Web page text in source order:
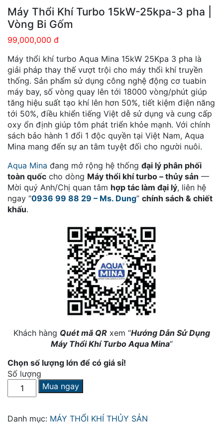
Máy Thổi Khí Turbo 15kW-25kpa-3 pha |
Vòng Bi Gốm
99,000,000 đ
Máy thổi khí turbo Aqua Mina 15kW 25Kpa 3 pha là
giải pháp thay thế vượt trội cho máy thổi khí truyền
thống. Sản phẩm sử dụng công nghệ động cơ tuabin
máy bay, số vòng quay lên tới 18000 vòng/phút giúp
tăng hiệu suất tạo khí lên hơn 50%, tiết kiệm điện năng
tới 50%, điều khiển tiếng Việt dễ sử dụng và cung cấp
oxy ổn định giúp tôm phát triển khỏe mạnh. Với chính
sách bảo hành 1 đổi 1 độc quyền tại Việt Nam, Aqua
Mina mang đến sự an tâm tuyệt đối cho người nuôi.
Aqua Mina đang mở rộng hệ thống đại lý phân phối
toàn quốc cho dòng Máy thổi khí turbo – thủy sản —
Mời quý Anh/Chị quan tâm hợp tác làm đại lý, liên hệ
ngay “0936 99 88 29 – Ms. Dung” chính sách & chiết
khấu.
Khách hàng Quét mã QRxem “Hướng Dẫn Sử Dụng
Máy Thổi Khí Turbo Aqua Mina“
Chọn số lượng lớn để có giá sỉ!
Số lượng
Máy
Thổi
Turbo
Mua ngay
Danh mục: MÁY THỔI KHÍ THỦY SẢN